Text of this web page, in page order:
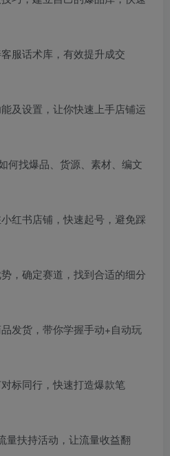
服话术库，有效提升成交
及设置，让你快速上手店铺运
何找爆品、货源、素材、编文
红书店铺，快速起号，避免踩
，确定赛道，找到合适的细分
发货，带你学握手动+自动玩
标同行，快速打造爆款笔
量扶持活动，让流量收益翻